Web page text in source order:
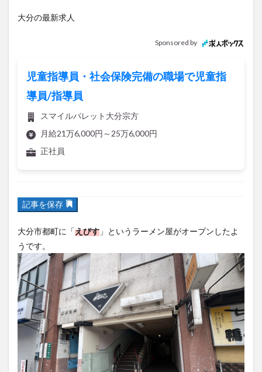
大分の最新求人
Sponsored by
児童指導員・社会保険完備の職場で児童指
導員/指導員
スマイルパレット大分宗方
月給21万6,000円～25万6,000円
正社員
大分市都町に「えびす
うです。
コンビニ
ジェラート
ジゴロック
ジゴロック2025
ジャマイカ料理
スタバ
セレクトショップ
チキンカレー
テイクアウト
トキハ本店
ビアガーデン
ホーバークラフト
ミヤマキリシマ
ラクテンチ
ラバーダック
ランチ ラーメン
リニューアル
リンクスクエア
レトロ
レンタサイクル
中央町
中津市 中華料理 九重町
休業
佐伯市
佐伯市ランチ 佐賀関
体験レポ
保護猫
催事 公園 初詣
別府
別府市
別府観光 古国府 古墳
古物